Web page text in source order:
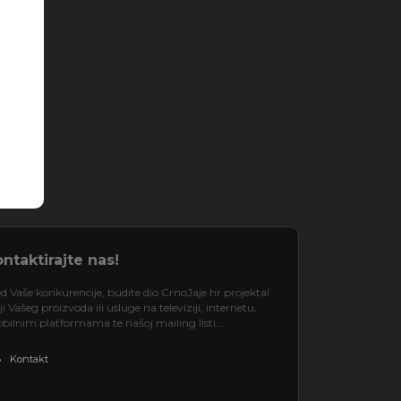
nas!
Vaše konkurencije, budite dio CrnoJaje.hr projekta!
Vašeg proizvoda ili usluge na televiziji, internetu,
platformama te našoj mailing listi...
Kontakt